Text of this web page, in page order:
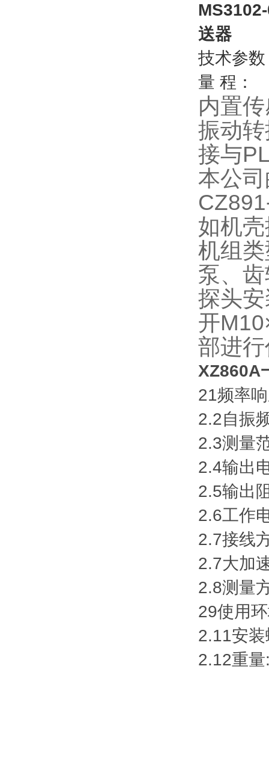
送器
技术参数
量 程：
内置
振动
接与
本公
如机
机组
泵、
探头
开
部进
XZ860A
21频率
2.2自振
2.3测量
2.4输出
2.5输出
2.6工作
2.7接线
2.7大加
2.8测量
29使用
2.11安
2.12重